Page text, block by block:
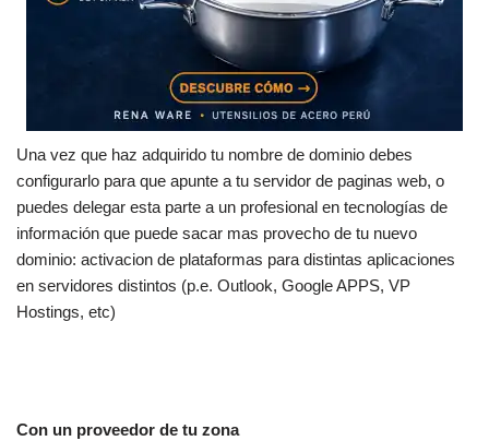
Una vez que haz adquirido tu nombre de dominio debes
configurarlo para que apunte a tu servidor de paginas web, o
puedes delegar esta parte a un profesional en tecnologías de
información que puede sacar mas provecho de tu nuevo
dominio: activacion de plataformas para distintas aplicaciones
en servidores distintos (p.e. Outlook, Google APPS, VP
Hostings, etc)
Con un proveedor de tu zona